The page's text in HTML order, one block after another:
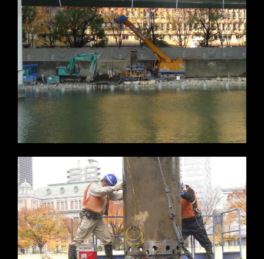
※写真をクリックすると拡大します